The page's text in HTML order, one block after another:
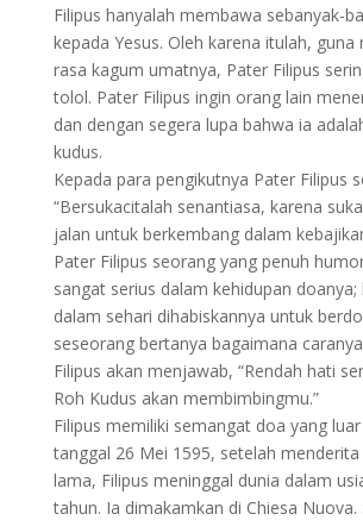
Filipus hanyalah membawa sebanyak-
kepada Yesus. Oleh karena itulah, guna
rasa kagum umatnya, Pater Filipus
tolol. Pater Filipus ingin orang lain
dan dengan segera lupa bahwa ia
kudus.
Kepada para pengikutnya Pater Filipus
“Bersukacitalah senantiasa, karena
jalan untuk berkembang dalam
Pater Filipus seorang yang penuh
sangat serius dalam kehidupan
dalam sehari dihabiskannya untuk
seseorang bertanya bagaimana
Filipus akan menjawab, “Rendah hati
Roh Kudus akan membimbingmu.”
Filipus memiliki semangat doa yang
tanggal 26 Mei 1595, setelah menderita
lama, Filipus meninggal dunia dalam
tahun. Ia dimakamkan di Chiesa Nuova.